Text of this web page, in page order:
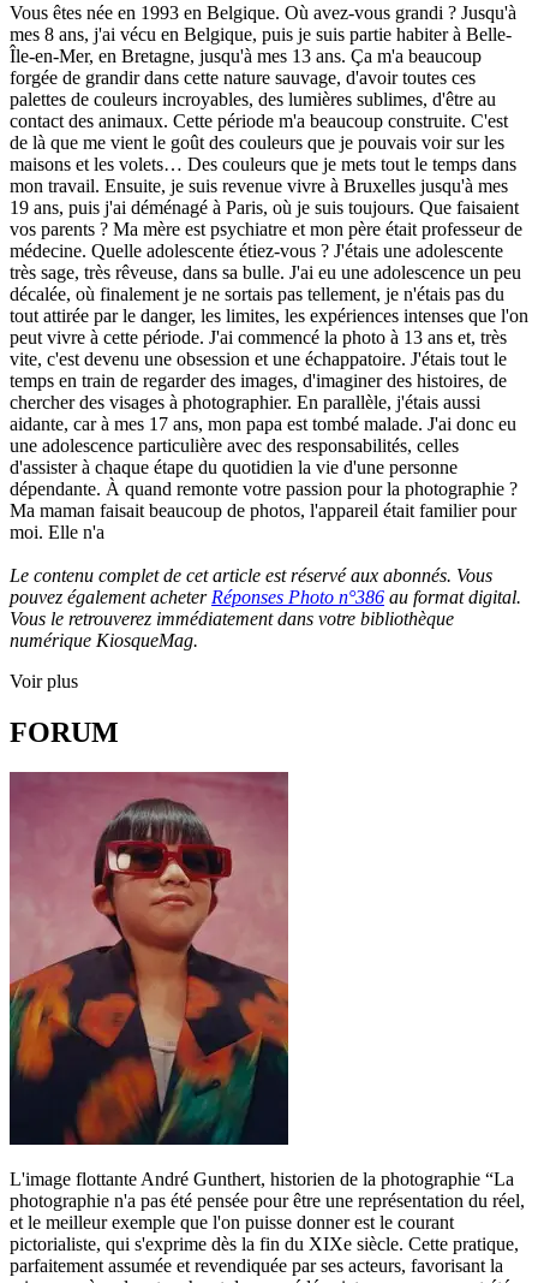
Vous êtes née en 1993 en Belgique. Où avez-vous grandi ? Jusqu'à
mes 8 ans, j'ai vécu en Belgique, puis je suis partie habiter à Belle-
Île-en-Mer, en Bretagne, jusqu'à mes 13 ans. Ça m'a beaucoup
forgée de grandir dans cette nature sauvage, d'avoir toutes ces
palettes de couleurs incroyables, des lumières sublimes, d'être au
contact des animaux. Cette période m'a beaucoup construite. C'est
de là que me vient le goût des couleurs que je pouvais voir sur les
maisons et les volets… Des couleurs que je mets tout le temps dans
mon travail. Ensuite, je suis revenue vivre à Bruxelles jusqu'à mes
19 ans, puis j'ai déménagé à Paris, où je suis toujours. Que faisaient
vos parents ? Ma mère est psychiatre et mon père était professeur de
médecine. Quelle adolescente étiez-vous ? J'étais une adolescente
très sage, très rêveuse, dans sa bulle. J'ai eu une adolescence un peu
décalée, où finalement je ne sortais pas tellement, je n'étais pas du
tout attirée par le danger, les limites, les expériences intenses que l'on
peut vivre à cette période. J'ai commencé la photo à 13 ans et, très
vite, c'est devenu une obsession et une échappatoire. J'étais tout le
temps en train de regarder des images, d'imaginer des histoires, de
chercher des visages à photographier. En parallèle, j'étais aussi
aidante, car à mes 17 ans, mon papa est tombé malade. J'ai donc eu
une adolescence particulière avec des responsabilités, celles
d'assister à chaque étape du quotidien la vie d'une personne
dépendante. À quand remonte votre passion pour la photographie ?
Ma maman faisait beaucoup de photos, l'appareil était familier pour
moi. Elle n'a
Le contenu complet de cet article est réservé aux abonnés. Vous
pouvez également acheter Réponses Photo n°386 au format digital.
Vous le retrouverez immédiatement dans votre bibliothèque
numérique KiosqueMag.
Voir plus
FORUM
L'image flottante André Gunthert, historien de la photographie “La
photographie n'a pas été pensée pour être une représentation du réel,
et le meilleur exemple que l'on puisse donner est le courant
pictorialiste, qui s'exprime dès la fin du XIXe siècle. Cette pratique,
parfaitement assumée et revendiquée par ses acteurs, favorisant la